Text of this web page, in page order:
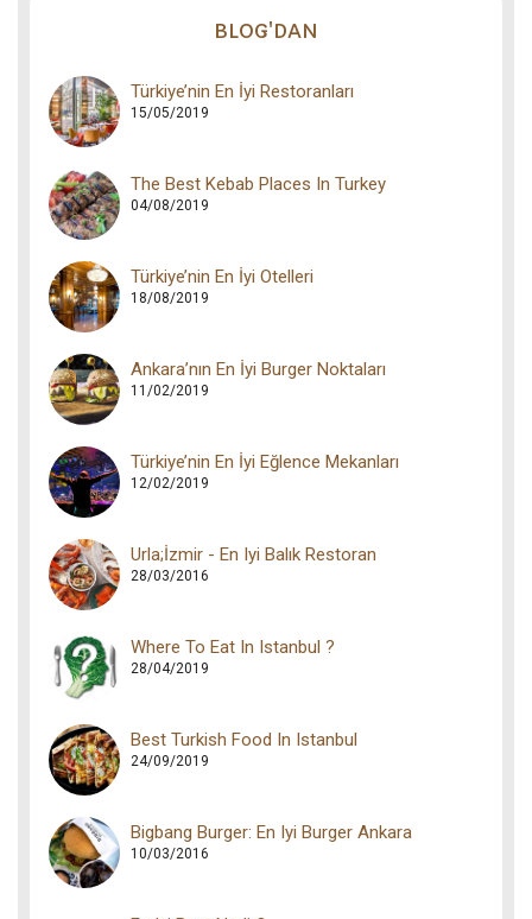
BLOG'DAN
Türkiye’nin En İyi Restoranları
15/05/2019
The Best Kebab Places In Turkey
04/08/2019
Türkiye’nin En İyi Otelleri
18/08/2019
Ankara’nın En İyi Burger Noktaları
11/02/2019
Türkiye’nin En İyi Eğlence Mekanları
12/02/2019
Urla;İzmir - En Iyi Balık Restoran
28/03/2016
Where To Eat In Istanbul ?
28/04/2019
Best Turkish Food In Istanbul
24/09/2019
Bigbang Burger: En Iyi Burger Ankara
10/03/2016